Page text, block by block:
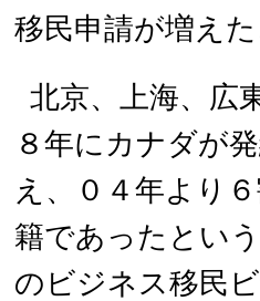
移民申請が増え
北京、上海、広
８年にカナダが
え、０４年より
籍であったとい
のビジネス移民